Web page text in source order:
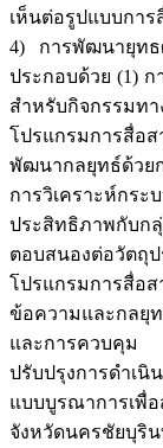
เห็นต่อรูปแบบกา
4) การพัฒนายุทธ
ประกอบด้วย (1)
สำหรับกิจกรรมท
โปรแกรมการสื่
พัฒนากลยุทธ์ด้วย
การวิเคราะห์กระ
ประสิทธิภาพกับก
ตอบสนองต่อวัต
โปรแกรมการสื่อ
ข้อความและกลยุ
และการควบคุม
ปรับปรุงการดำเนิ
แบบบูรณาการเพื่อ
จังหวัดนครชัยบุริ